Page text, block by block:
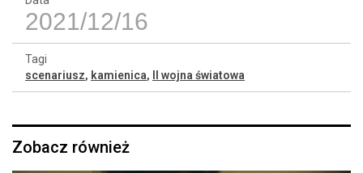
2021/12/16
Tagi
scenariusz, kamienica, II wojna światowa
Zobacz również